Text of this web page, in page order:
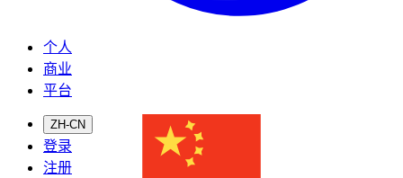
个人
商业
平台
ZH-CN
登录
注册